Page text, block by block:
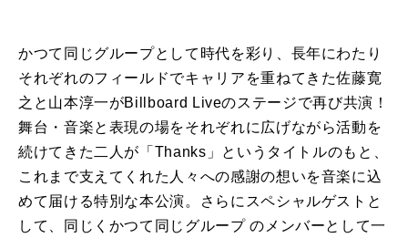
かつて同じグループとして時代を彩り、長年にわたり
それぞれのフィールドでキャリアを重ねてきた佐藤寛
之と山本淳一がBillboard Liveのステージで再び共演！
舞台・音楽と表現の場をそれぞれに広げながら活動を
続けてきた二人が「Thanks」というタイトルのもと、
これまで支えてくれた人々への感謝の想いを音楽に込
めて届ける特別な本公演。さらにスペシャルゲストと
して、同じくかつて同じグループ のメンバーとして一